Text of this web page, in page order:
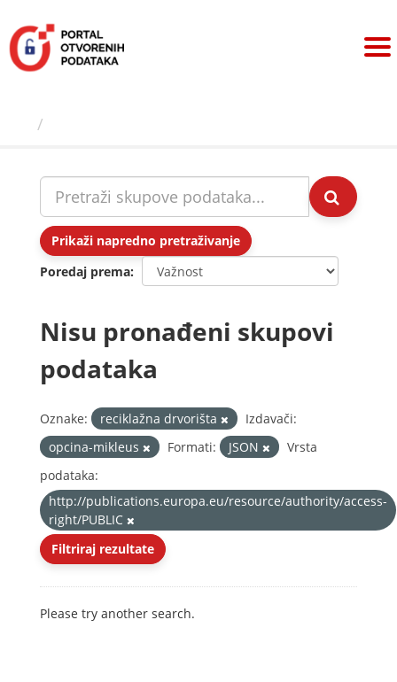
sadržaj
Prikaži napredno pretraživanje
Poredaj prema
Nisu pronađeni skupovi
podataka
Oznake: reciklažna drvorišta
Izdavači:
opcina-mikleus
Formati: JSON
Vrsta
podataka:
http://publications.europa.eu/resource/authority/access-
right/PUBLIC
Filtriraj rezultate
Please try another search.